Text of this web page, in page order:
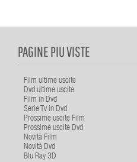
PAGINE PIU VISTE
Film ultime uscite
Dvd ultime uscite
Film in Dvd
Serie Tv in Dvd
Prossime uscite Film
Prossime uscite Dvd
Novità Film
Novità Dvd
Blu Ray 3D